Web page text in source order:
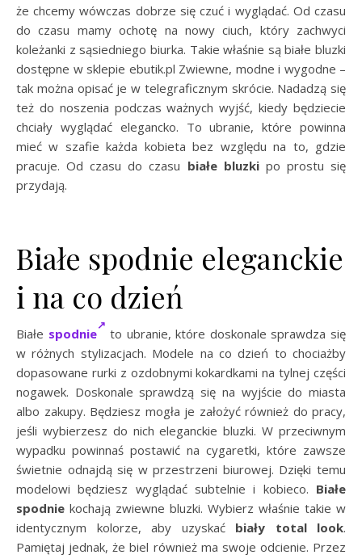
że chcemy wówczas dobrze się czuć i wyglądać. Od czasu
do czasu mamy ochotę na nowy ciuch, który zachwyci
koleżanki z sąsiedniego biurka. Takie właśnie są białe bluzki
dostępne w sklepie ebutik.pl Zwiewne, modne i wygodne –
tak można opisać je w telegraficznym skrócie. Nadadzą się
też do noszenia podczas ważnych wyjść, kiedy będziecie
chciały wyglądać elegancko. To ubranie, które powinna
mieć w szafie każda kobieta bez względu na to, gdzie
pracuje. Od czasu do czasu białe bluzkipo prostu się
przydają.
Białe spodnie eleganckie
i na co dzień
Białe spodnie
to ubranie, które doskonale sprawdza się
w różnych stylizacjach. Modele na co dzień to chociażby
dopasowane rurki z ozdobnymi kokardkami na tylnej części
nogawek. Doskonale sprawdzą się na wyjście do miasta
albo zakupy. Będziesz mogła je założyć również do pracy,
jeśli wybierzesz do nich eleganckie bluzki. W przeciwnym
wypadku powinnaś postawić na cygaretki, które zawsze
świetnie odnajdą się w przestrzeni biurowej. Dzięki temu
modelowi będziesz wyglądać subtelnie i kobieco. Białe
spodnie kochają zwiewne bluzki. Wybierz właśnie takie w
identycznym kolorze, aby uzyskać biały total look.
Pamiętaj jednak, że biel również ma swoje odcienie. Przez